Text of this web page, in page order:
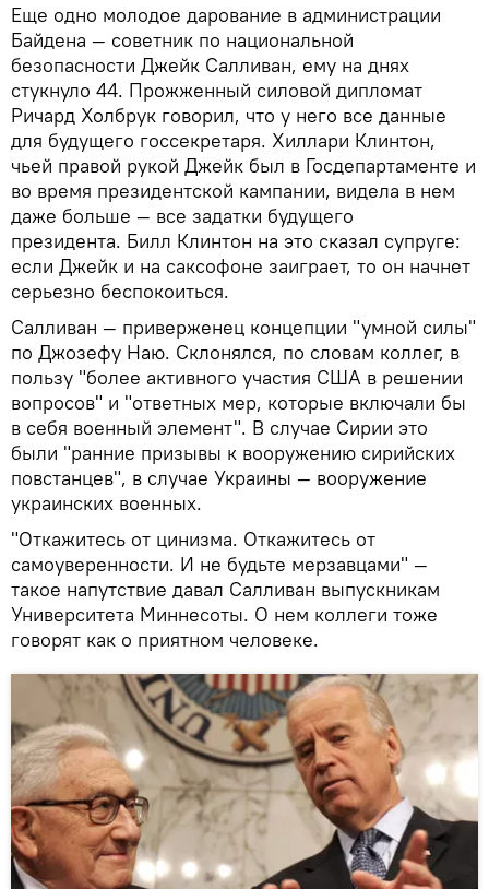
Еще одно молодое дарование в администрации
Байдена — советник по национальной
безопасности Джейк Салливан, ему на днях
стукнуло 44. Прожженный силовой дипломат
Ричард Холбрук говорил, что у него все данные
для будущего госсекретаря. Хиллари Клинтон,
чьей правой рукой Джейк был в Госдепартаменте и
во время президентской кампании, видела в нем
даже больше — все задатки будущего
президента. Билл Клинтон на это сказал супруге:
если Джейк и на саксофоне заиграет, то он начнет
серьезно беспокоиться.
Салливан — приверженец концепции "умной силы"
по Джозефу Наю. Склонялся, по словам коллег, в
пользу "более активного участия США в решении
вопросов" и "ответных мер, которые включали бы
в себя военный элемент". В случае Сирии это
были "ранние призывы к вооружению сирийских
повстанцев", в случае Украины — вооружение
украинских военных.
"Откажитесь от цинизма. Откажитесь от
самоуверенности. И не будьте мерзавцами" —
такое напутствие давал Салливан выпускникам
Университета Миннесоты. О нем коллеги тоже
говорят как о приятном человеке.